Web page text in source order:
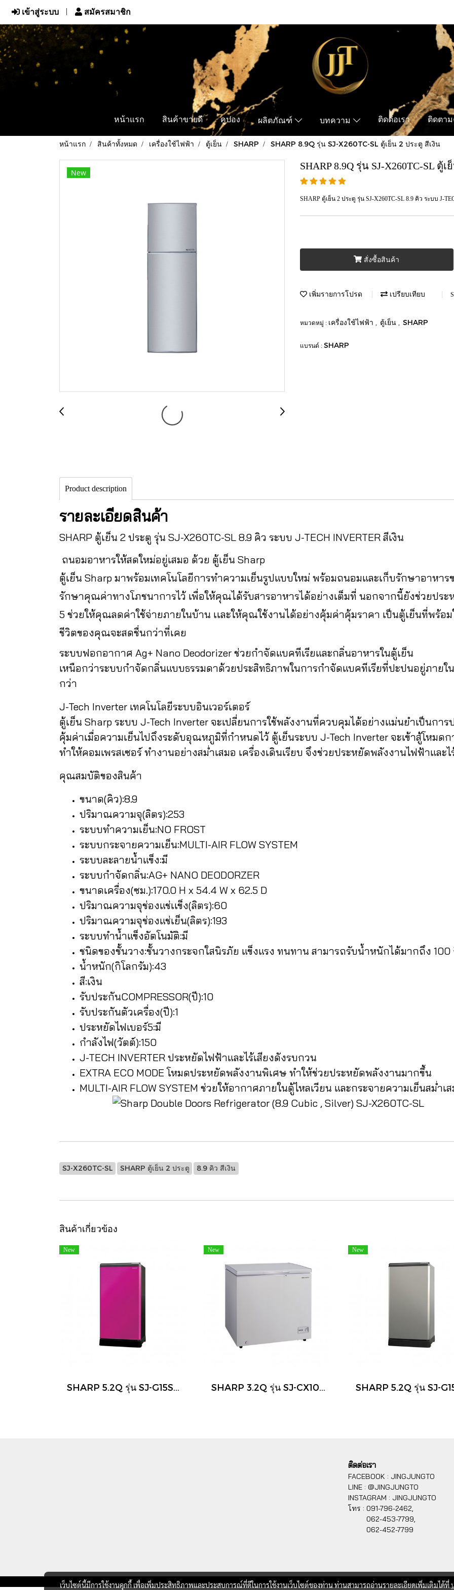
เข้าสู่ระบบ สมัครสมาชิก
หน้าแรก สินค้าขายดี คูปอง ผลิตภัณฑ์ บทความ ติดต่อเรา ติดตา
หน้าแรก สินค้าทั้งหมด เครื่องใช้ไฟฟ้า ตู้เย็น SHARP SHARP 8.9Q รุ่น SJ-X260TC-SL ตู้เย็น 2 ประตู สีเงิน
New
SHARP 8.9Q รุ่น SJ-X260TC-SL ตู้
SHARP ตู้เย็น 2 ประตู รุ่น SJ-X260TC-SL 8.9 คิว ระบบ J-
สั่งซื้อสินค้า
เพิ่มรายการโปรด เปรียบเทียบ
หมวดหมู่ : เครื่องใช้ไฟฟ้า ตู้เย็น SHARP
แบรนด์ : SHARP
Product description
รายละเอียดสินค้า
SHARP ตู้เย็น 2 ประตู รุ่น SJ-X260TC-SL 8.9 คิว ระบบ J-TECH INVERTER สีเงิน
ถนอมอาหารให้สดใหม่อยู่เสมอ ด้วย ตู้เย็น Sharp
ตู้เย็น Sharp มาพร้อมเทคโนโลยีการทำความเย็นรูปแบบใหม่ พร้อมถนอมและเก็บรักษาอาห
รักษาคุณค่าทางโภชนาการไว้ เพื่อให้คุณได้รับสารอาหารได้อย่างเต็มที่ นอกจากนี้ยังช่วยปร
5 ช่วยให้คุณลดค่าใช้จ่ายภายในบ้าน เเละให้คุณใช้งานได้อย่างคุ้มค่าคุ้มราคา เป็นตู้เย็นที่พร้
ชีวิตของคุณจะสดชื่นกว่าที่เคย
ระบบฟอกอากาศ Ag+ Nano Deodorizer ช่วยกำจัดแบคทีเรียและกลิ่นอาหารในตู้เย็น
เหนือกว่าระบบกำจัดกลิ่นแบบธรรมดาด้วยประสิทธิภาพในการกำจัดแบคทีเรียที่ปะปนอยู่ภายใ
กว่า
J-Tech Inverter เทคโนโลยีระบบอินเวอร์เตอร์
ตู้เย็น Sharp ระบบ J-Tech Inverter จะเปลี่ยนการใช้พลังงานที่ควบคุมได้อย่างแม่นยำเป็นกา
คุ้มค่าเมื่อความเย็นไปถึงระดับอุณหภูมิที่กำหนดไว้ ตู้เย็นระบบ J-Tech Inverter จะเข้าสู้โหม
ทำให้คอมเพรสเซอร์ ทำงานอย่างสม่ำเสมอ เครื่องเดินเรียบ จึงช่วยประหยัดพลังงานไฟฟ้าแล
คุณสมบัติของสินค้า
ขนาด(คิว):8.9
ปริมาณความจุ(ลิตร):253
ระบบทำความเย็น:NO FROST
ระบบกระจายความเย็น:MULTI-AIR FLOW SYSTEM
ระบบละลายน้ำแข็ง:มี
ระบบกำจัดกลิ่น:AG+ NANO DEODORZER
ขนาดเครื่อง(ซม.):170.0 H x 54.4 W x 62.5 D
ปริมาณความจุช่องแช่เเข็ง(ลิตร):60
ปริมาณความจุช่องแช่เย็น(ลิตร):193
ระบบทำน้ำแข็งอัตโนมัติ:มี
ชนิดของชั้นวาง:ชั้นวางกระจกใสนิรภัย แข็งแรง ทนทาน สามารถรับน้ำหนักได้มากถึง 100
น้ำหนัก(กิโลกรัม):43
สี:เงิน
รับประกันCOMPRESSOR(ปี):10
รับประกันตัวเครื่อง(ปี):1
ประหยัดไฟเบอร์5:มี
กำลังไฟ(วัตต์):150
J-TECH INVERTER ประหยัดไฟฟ้าและไร้เสียงดังรบกวน
EXTRA ECO MODE โหมดประหยัดพลังงานพิเศษ ทำให้ช่วยประหยัดพลังงานมากขึ้น
MULTI-AIR FLOW SYSTEM ช่วยให้อากาศภายในตู้ไหลเวียน และกระจายความเย็นสม่ำเ
SJ-X260TC-SL SHARP ตู้เย็น 2 ประตู 8.9 คิว สีเงิน
สินค้าเกี่ยวข้อง
New New New
ติดต่อเรา
FACEBOOK : JINGJUNGTO
LINE : @JINGJUNGTO
INSTAGRAM : JINGJUNGTO
โทร : 091-796-2462,
062-453-7799,
062-452-7799
เว็บไซต์นี้มีการใช้งานคุกกี้ เพื่อเพิ่มประสิทธิภาพและประสบการณ์ที่ดีในการใช้งานเว็บไซต์ของท่าน ท่านสามารถอ่านรายละเอียดเพิ่มเติมได้ที่